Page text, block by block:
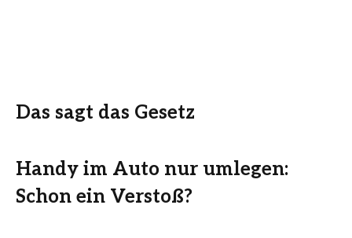
Das sagt das Gesetz
Handy im Auto nur umlegen:
Schon ein Verstoß?